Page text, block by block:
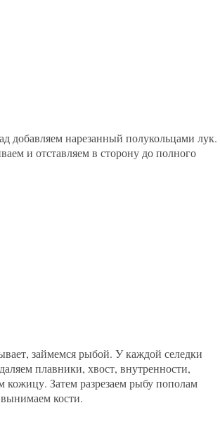
добавляем нарезанный полукольцами лук.
и отставляем в сторону до полного
займемся рыбой. У каждой селедки
плавники, хвост, внутренности,
кожицу. Затем разрезаем рыбу пополам
кости.